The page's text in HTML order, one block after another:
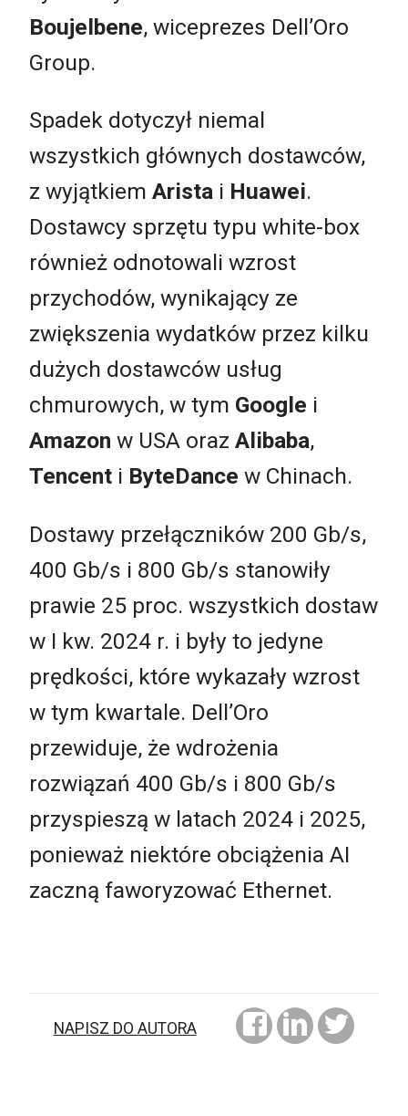
Boujelbene, wiceprezes Dell’Oro
Group.
Spadek dotyczył niemal
wszystkich głównych dostawców,
z wyjątkiem Arista i Huawei.
Dostawcy sprzętu typu white-box
również odnotowali wzrost
przychodów, wynikający ze
zwiększenia wydatków przez kilku
dużych dostawców usług
chmurowych, w tym Google i
Amazon w USA oraz Alibaba,
Tencent i ByteDance w Chinach.
Dostawy przełączników 200 Gb/s,
400 Gb/s i 800 Gb/s stanowiły
prawie 25 proc. wszystkich dostaw
w I kw. 2024 r. i były to jedyne
prędkości, które wykazały wzrost
w tym kwartale. Dell’Oro
przewiduje, że wdrożenia
rozwiązań 400 Gb/s i 800 Gb/s
przyspieszą w latach 2024 i 2025,
ponieważ niektóre obciążenia AI
zaczną faworyzować Ethernet.
NAPISZ DO AUTORA